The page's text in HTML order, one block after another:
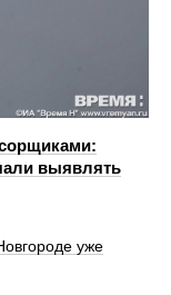
выявлять
уже